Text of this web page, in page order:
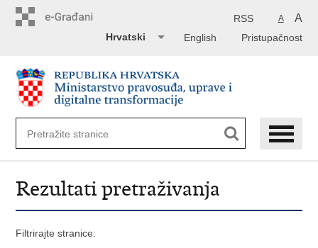
A A
RSS
Pristupačnost
English
Hrvatski
Rezultati pretraživanja
Filtrirajte stranice: